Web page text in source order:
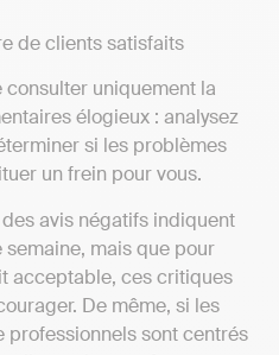
de clients satisfaits
uniquement la
élogieux : analysez
si les problèmes
un frein pour vous.
avis négatifs indiquent
mais que pour
acceptable, ces critiques
De même, si les
sont centrés